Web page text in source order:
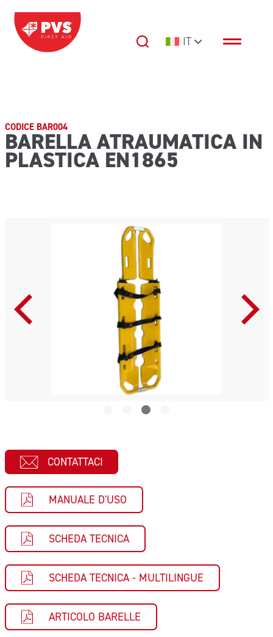
Vai al contenuto
Navigazione principale IT
CODICE BAR004
BARELLA ATRAUMATICA IN
PLASTICA EN1865
CONTATTACI
MANUALE D'USO
SCHEDA TECNICA
SCHEDA TECNICA - MULTILINGUE
ARTICOLO BARELLE